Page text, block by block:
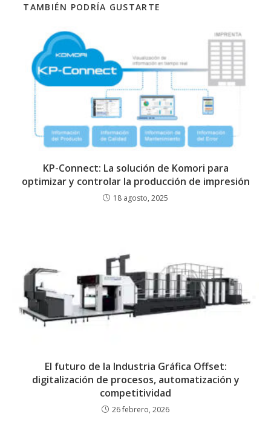
TAMBIÉN PODRÍA GUSTARTE
KP-Connect: La solución de Komori para
optimizar y controlar la producción de impresión
18 agosto, 2025
El futuro de la Industria Gráfica Offset:
digitalización de procesos, automatización y
competitividad
26 febrero, 2026